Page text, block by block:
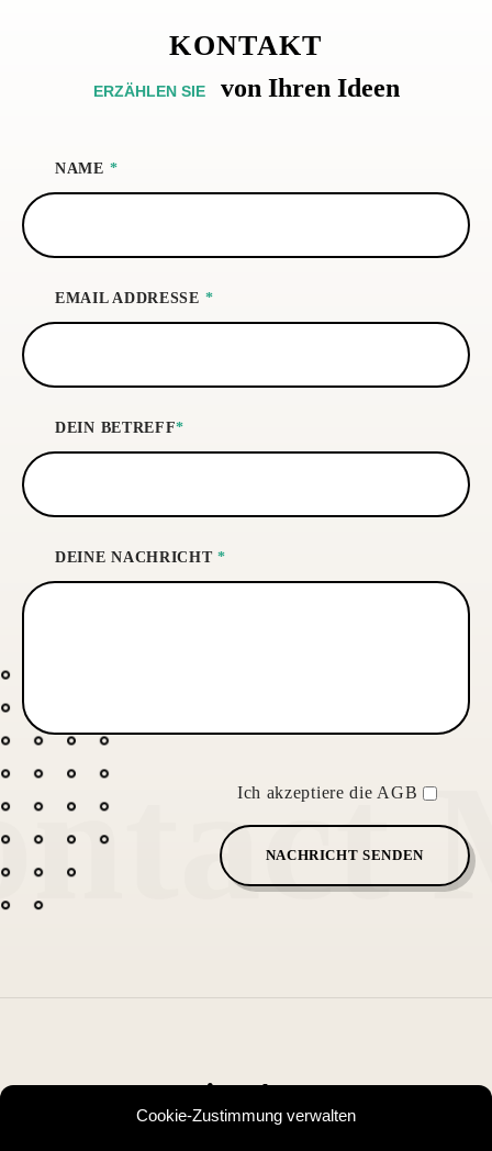
Cookie-Zustimmung verwalten
KONTAKT
ERZÄHLEN SIE von Ihren Ideen
NAME *
EMAIL ADDRESSE *
DEIN BETREFF*
DEINE NACHRICHT*
Ich akzeptiere die AGB
NACHRICHT SENDEN